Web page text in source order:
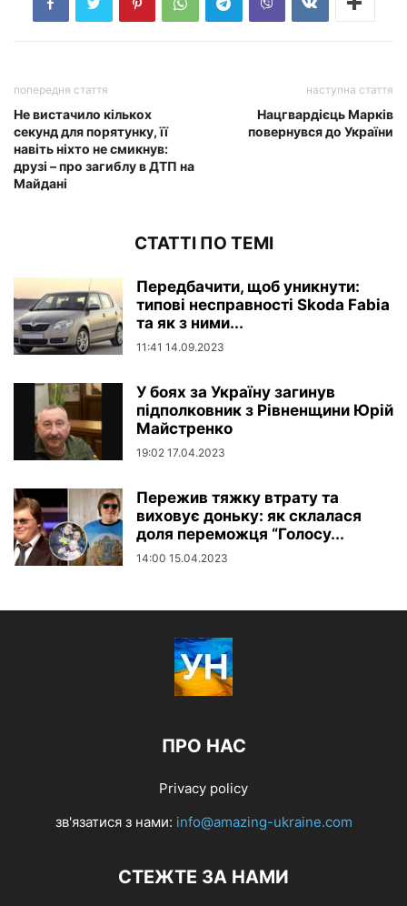
попередня стаття
Не вистачило кількох
секунд для порятунку, її
навіть ніхто не смикнув:
друзі – про загиблу в ДТП на
Майдані
наступна стаття
Нацгвардієць Марків
повернувся до України
СТАТТІ ПО ТЕМІ
Передбачити, щоб уникнути:
типові несправності Skoda Fabia
та як з ними...
11:41 14.09.2023
У боях за Україну загинув
підполковник з Рівненщини Юрій
Майстренко
19:02 17.04.2023
Пережив тяжку втрату та
виховує доньку: як склалася
доля переможця “Голосу...
14:00 15.04.2023
ПРО НАС
Privacy policy
зв'язатися з нами: info@amazing-ukraine.com
СТЕЖТЕ ЗА НАМИ